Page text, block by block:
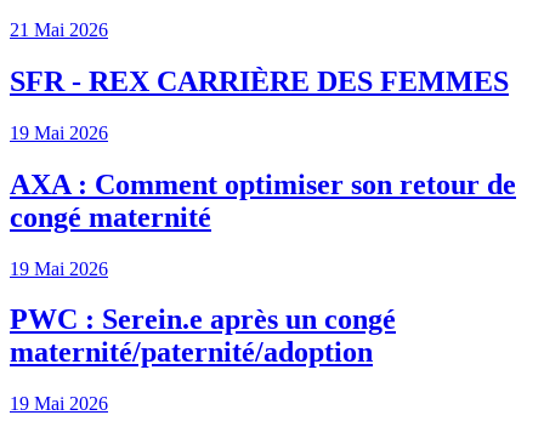
21 Mai 2026
SFR - REX CARRIÈRE DES FEMMES
19 Mai 2026
AXA : Comment optimiser son retour de
congé maternité
19 Mai 2026
PWC : Serein.e après un congé
maternité/paternité/adoption
19 Mai 2026